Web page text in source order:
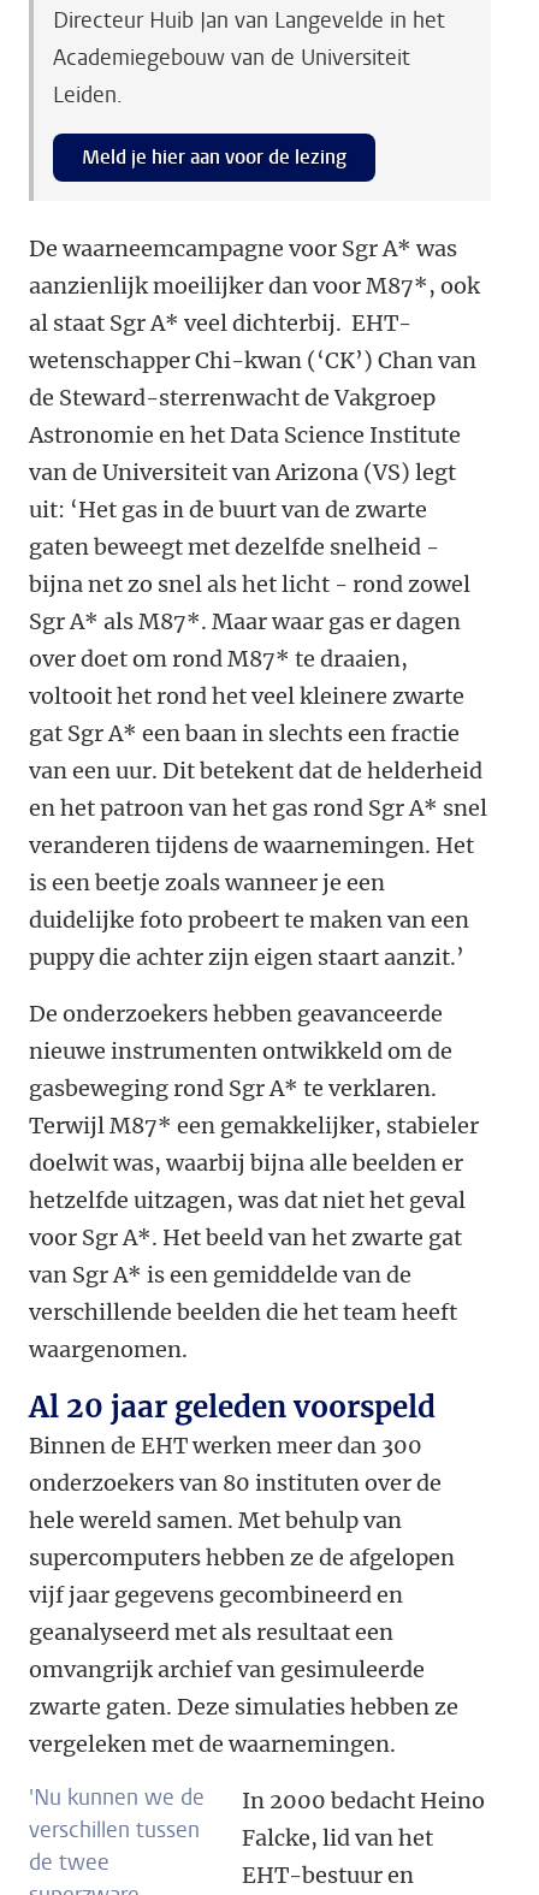
Directeur Huib Jan van Langevelde in het
Academiegebouw van de Universiteit
Leiden.
Meld je hier aan voor de lezing
De waarneemcampagne voor Sgr A* was
aanzienlijk moeilijker dan voor M87*, ook
al staat Sgr A* veel dichterbij. EHT-
wetenschapper Chi-kwan (‘CK’) Chan van
de Steward-sterrenwacht de Vakgroep
Astronomie en het Data Science Institute
van de Universiteit van Arizona (VS) legt
uit: ‘Het gas in de buurt van de zwarte
gaten beweegt met dezelfde snelheid -
bijna net zo snel als het licht - rond zowel
Sgr A* als M87*. Maar waar gas er dagen
over doet om rond M87* te draaien,
voltooit het rond het veel kleinere zwarte
gat Sgr A* een baan in slechts een fractie
van een uur. Dit betekent dat de helderheid
en het patroon van het gas rond Sgr A* snel
veranderen tijdens de waarnemingen. Het
is een beetje zoals wanneer je een
duidelijke foto probeert te maken van een
puppy die achter zijn eigen staart aanzit.’
De onderzoekers hebben geavanceerde
nieuwe instrumenten ontwikkeld om de
gasbeweging rond Sgr A* te verklaren.
Terwijl M87* een gemakkelijker, stabieler
doelwit was, waarbij bijna alle beelden er
hetzelfde uitzagen, was dat niet het geval
voor Sgr A*. Het beeld van het zwarte gat
van Sgr A* is een gemiddelde van de
verschillende beelden die het team heeft
waargenomen.
Al 20 jaar geleden voorspeld
Binnen de EHT werken meer dan 300
onderzoekers van 80 instituten over de
hele wereld samen. Met behulp van
supercomputers hebben ze de afgelopen
vijf jaar gegevens gecombineerd en
geanalyseerd met als resultaat een
omvangrijk archief van gesimuleerde
zwarte gaten. Deze simulaties hebben ze
vergeleken met de waarnemingen.
'Nu kunnen we de
verschillen tussen
de twee
In 2000 bedacht Heino
Falcke, lid van het
EHT-bestuur en